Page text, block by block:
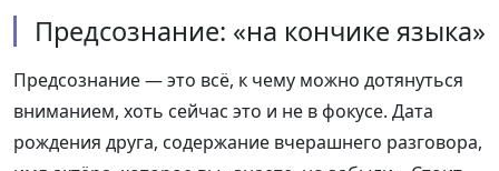
Предсознание: «на кончике языка»
Предсознание — это всё, к чему можно дотянуться
вниманием, хоть сейчас это и не в фокусе. Дата
рождения друга, содержание вчерашнего разговора,